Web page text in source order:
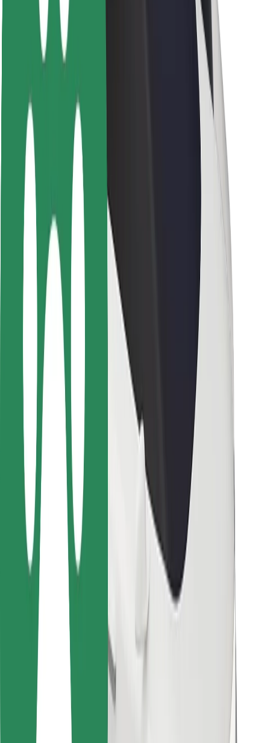
Sürücü təhlükəsizliyi
Skuter təhlükəsizliyi
Təhlükəsizlik Laboratoriyası
Məkanlar
Şəhər mühiti üçün həllər
Hava limanları
Bolt enerji doldurma stansiyaları
Dəstək
Sərnişinlər üçün
Sürücülər üçün
Kuryerlər üçün
Bolt Food
Avtopark sahibləri üçün
Restoranlar üçün
Biznes üçün Bolt
Digər
Təchizatçılar
Qaydalar və Şərtlər
Kukilər
Təhlükəsizlik
Dəqiqələr ərzində gediş əldə et!
Bolt tətbiqini endir
Sevdiyiniz yeməyi tapın!
Bolt Food tətbiqini endir